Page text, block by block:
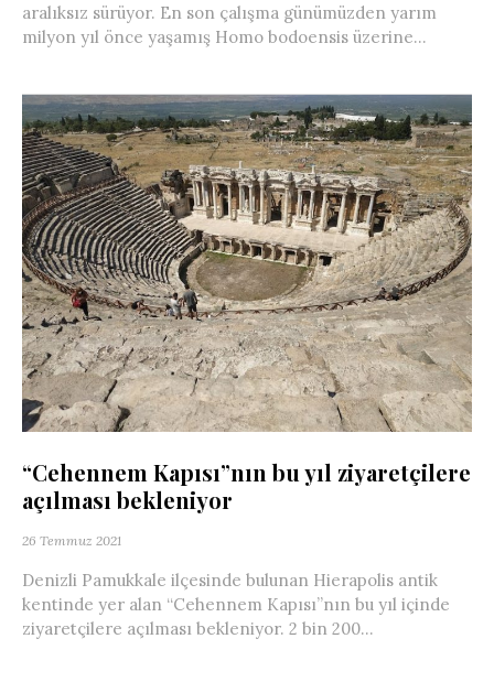
aralıksız sürüyor. En son çalışma günümüzden yarım
milyon yıl önce yaşamış Homo bodoensis üzerine...
“Cehennem Kapısı”nın bu yıl ziyaretçilere
açılması bekleniyor
26 Temmuz 2021
Denizli Pamukkale ilçesinde bulunan Hierapolis antik
kentinde yer alan “Cehennem Kapısı”nın bu yıl içinde
ziyaretçilere açılması bekleniyor. 2 bin 200...